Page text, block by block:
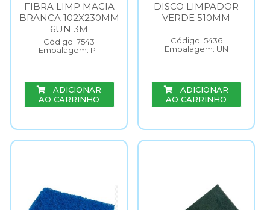
FIBRA LIMP MACIA
BRANCA 102X230MM
6UN 3M
Código: 7543
Embalagem: PT
ADICIONAR
AO CARRINHO
DISCO LIMPADOR
VERDE 510MM
Código: 5436
Embalagem: UN
ADICIONAR
AO CARRINHO